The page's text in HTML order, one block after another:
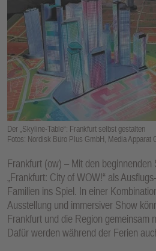
Der „Skyline-Table“: Frankfurt selbst gestalten
Fotos: Nordisk Büro Plus GmbH, Media Apparat
Frankfurt (ow) – Mit den beginnenden
„Frankfurt: City of WOW!“ als
Familien ins Spiel. In einer
Ausstellung und immersiver Show
Frankfurt und die Region gemeinsam
Dafür werden während der Ferien
E
N